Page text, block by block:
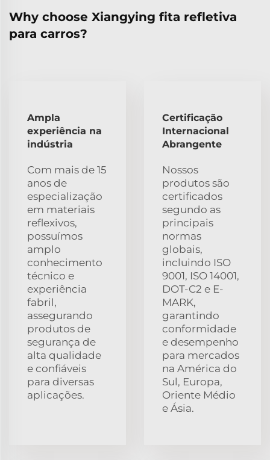
Why choose Xiangying fita refletiva
para carros?
Ampla
experiência na
indústria
Com mais de 15
anos de
especialização
em materiais
reflexivos,
possuímos
amplo
conhecimento
técnico e
experiência
fabril,
assegurando
produtos de
segurança de
alta qualidade
e confiáveis
para diversas
aplicações.
Certificação
Internacional
Abrangente
Nossos
produtos são
certificados
segundo as
principais
normas
globais,
incluindo ISO
9001, ISO 14001,
DOT-C2 e E-
MARK,
garantindo
conformidade
e desempenho
para mercados
na América do
Sul, Europa,
Oriente Médio
e Ásia.